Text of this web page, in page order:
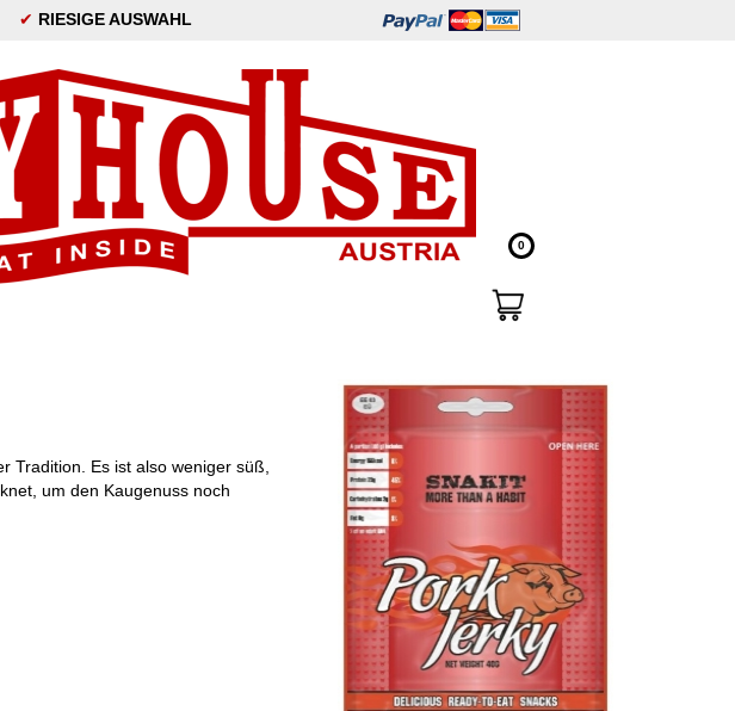
✔ RIESIGE AUSWAHL
0
Tradition. Es ist also weniger süß,
um den Kaugenuss noch